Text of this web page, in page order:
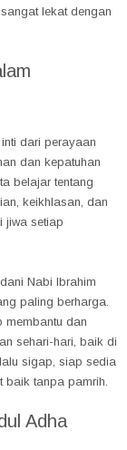
lekat dengan
dari perayaan
dan kepatuhan
belajar tentang
keikhlasan, dan
jiwa setiap
Nabi Ibrahim
paling berharga.
membantu dan
sehari-hari, baik di
sigap, siap sedia
baik tanpa pamrih.
Adha